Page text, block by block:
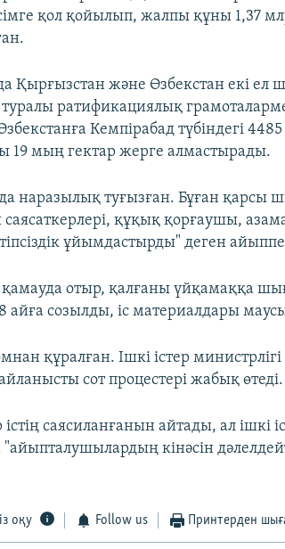
қол қойылып, жалпы құны 1,37
Қырғызстан және Өзбекстан екі ел
ратификациялық
Кемпірабад түбіндегі
19 мың гектар жерге алмастырады.
наразылық туғызған. Бұған қарсы
құқық қорғаушы,
ұйымдастырды" деген
қамауда отыр, қалғаны үйқамаққа
созылды, іс материалдары
құралған. Ішкі істер министрлігі
сот процестері жабық өтеді.
істің саясиланғанын айтады, ал ішкі
кінәсін
оқу Follow us Принтерден